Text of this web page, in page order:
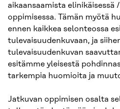
aikaansaamista elinikäisessä
oppimisessa. Tämän myötä
ennen kaikkea selonteossa
tulevaisuudenkuvaan, ja
tulevaisuudenkuvan
esitämme yleisestä
tarkempia huomioita ja
Jatkuvan oppimisen osalta